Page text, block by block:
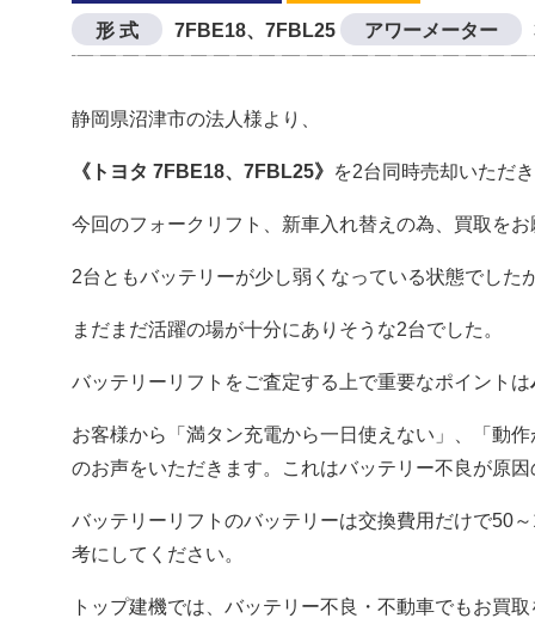
形 式 7FBE18、7FBL25 アワーメーター
静岡県沼津市の法人様より、
《トヨタ 7FBE18、7FBL25》 を2台同時売却いただ
今回のフォークリフト、新車入れ替えの為、買取を
2台ともバッテリーが少し弱くなっている状態でした
まだまだ活躍の場が十分にありそうな2台でした。
バッテリーリフトをご査定する上で重要なポイントは
お客様から「満タン充電から一日使えない」、「動
のお声をいただきます。これはバッテリー不良が原
バッテリーリフトのバッテリーは交換費用だけで50
考にしてください。
トップ建機では、バッテリー不良・不動車でもお買